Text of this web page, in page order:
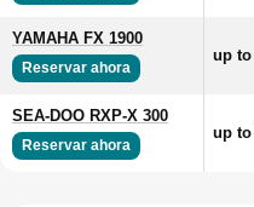
YAMAHA FX 1900
Reservar ahora
up to
SEA-DOO RXP-X 300
Reservar ahora
up to